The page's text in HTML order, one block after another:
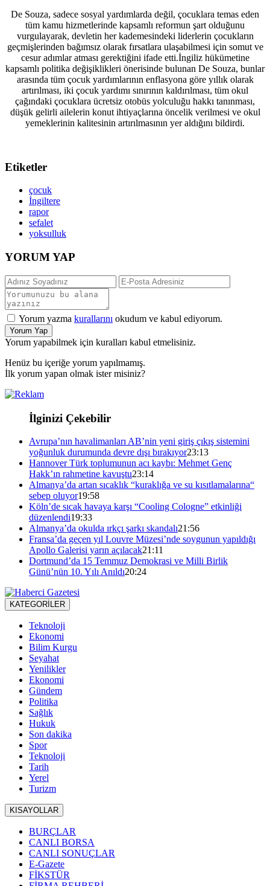
De Souza, sadece sosyal yardımlarda değil, çocuklara temas eden
tüm kamu hizmetlerinde kapsamlı reformun şart olduğunu
vurgulayarak, devletin her kademesindeki liderlerin çocukların
geçmişlerinden bağımsız olarak fırsatlara ulaşabilmesi için somut ve
cesur adımlar atması gerektiğini ifade etti.İngiliz hükümetine
kapsamlı politika değişiklikleri önerisinde bulunan De Souza, bunlar
arasında tüm çocuk yardımlarının enflasyona göre yıllık olarak
artırılması, iki çocuk yardımı sınırının kaldırılması, tüm okul
çağındaki çocuklara ücretsiz otobüs yolculuğu hakkı tanınması,
düşük gelirli ailelerin konut ihtiyaçlarına öncelik verilmesi ve okul
yemeklerinin kalitesinin artırılmasının yer aldığını bildirdi.
Etiketler
çocuk
İngiltere
rapor
sefalet
yoksulluk
YORUM YAP
Yorum yazma kurallarını okudum ve kabul ediyorum.
Yorum Yap
Yorum yapabilmek için kuralları kabul etmelisiniz.
Henüz bu içeriğe yorum yapılmamış.
İlk yorum yapan olmak ister misiniz?
İlginizi Çekebilir
Avrupa’nın havalimanları AB’nin yeni giriş çıkış sistemini
yoğunluk durumunda devre dışı bırakıyor23:13
Hannover Türk toplumunun acı kaybı: Mehmet Genç
Hakk’ın rahmetine kavuştu23:14
Almanya’da artan sıcaklık “kuraklığa ve su kısıtlamalarına“
sebep oluyor19:58
Köln’de sıcak havaya karşı “Cooling Cologne” etkinliği
düzenlendi19:33
Almanya’da okulda ırkçı şarkı skandalı21:56
Fransa’da geçen yıl Louvre Müzesi’nde soygunun yapıldığı
Apollo Galerisi yarın açılacak21:11
Dortmund’da 15 Temmuz Demokrasi ve Milli Birlik
Günü’nün 10. Yılı Anıldı20:24
KATEGORİLER
Teknoloji
Ekonomi
Bilim Kurgu
Seyahat
Yenilikler
Ekonomi
Gündem
Politika
Sağlık
Hukuk
Son dakika
Spor
Teknoloji
Tarih
Yerel
Turizm
KISAYOLLAR
BURÇLAR
CANLI BORSA
CANLI SONUÇLAR
E-Gazete
FİKSTÜR